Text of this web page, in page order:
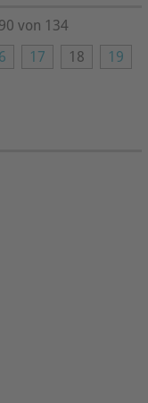
17 18
19
von 134